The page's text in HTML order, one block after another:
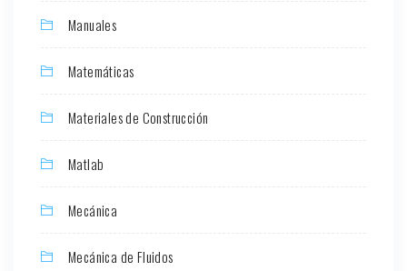
Manuales
Matemáticas
Materiales de Construcción
Matlab
Mecánica
Mecánica de Fluidos